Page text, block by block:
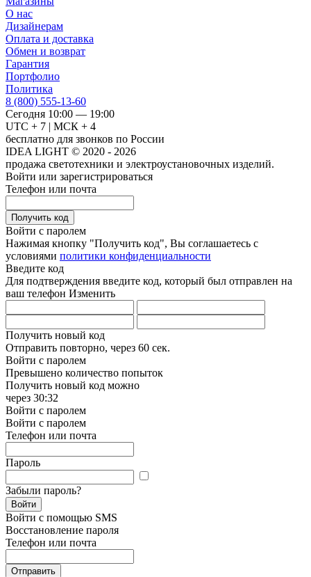
О нас
Дизайнерам
Оплата и доставка
Обмен и возврат
Гарантия
Портфолио
Политика
8 (800) 555-13-60
Сегодня 10:00 — 19:00
UTC + 7 | МСК + 4
бесплатно для звонков по России
IDEA LIGHT © 2020 - 2026
продажа светотехники и электроустановочных изделий.
Войти или зарегистрироваться
Телефон или почта
Получить код
Войти с паролем
Нажимая кнопку "Получить код", Вы соглашаетесь с
условиями политики конфиденциальности
Введите код
Для подтверждения введите код, который был отправлен на
ваш телефон Изменить
Получить новый код
Отправить повторно, через 60 сек.
Войти с паролем
Превышено количество попыток
Получить новый код можно
через 30:32
Войти с паролем
Войти с паролем
Телефон или почта
Пароль
Забыли пароль?
Войти
Войти с помощью SMS
Восстановление пароля
Телефон или почта
Отправить